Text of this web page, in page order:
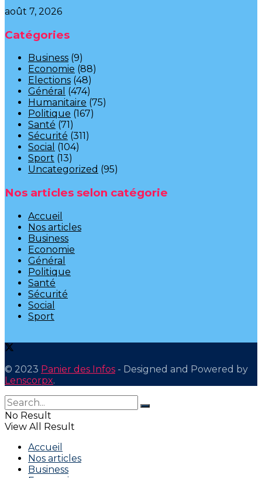
août 7, 2026
Catégories
Business (9)
Economie (88)
Elections (48)
Général (474)
Humanitaire (75)
Politique (167)
Santé (71)
Sécurité (311)
Social (104)
Sport (13)
Uncategorized (95)
Nos articles selon catégorie
Accueil
Nos articles
Business
Economie
Général
Politique
Santé
Sécurité
Social
Sport
© 2023 Panier des Infos - Designed and Powered by
Lenscorpx.
No Result
View All Result
Accueil
Nos articles
Business